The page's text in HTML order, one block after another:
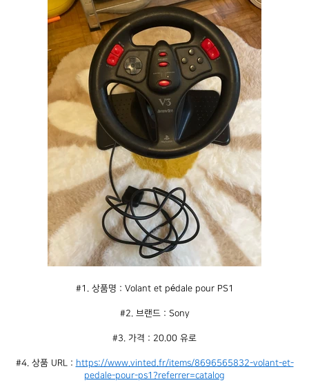
#1. 상품명 : Volant et pédale pour PS1
#2. 브랜드 : Sony
#3. 가격 : 20.00 유로
#4. 상품 URL : https://www.vinted.fr/items/8696565832-volant-et-
pedale-pour-ps1?referrer=catalog